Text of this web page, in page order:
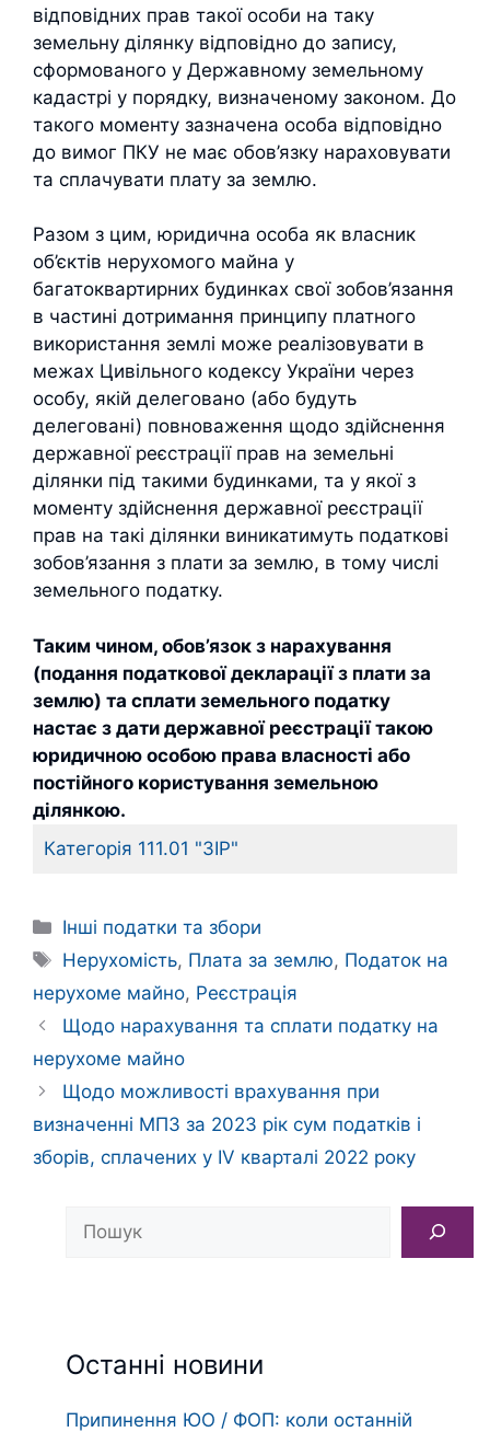
відповідних прав такої особи на таку
земельну ділянку відповідно до запису,
сформованого у Державному земельному
кадастрі у порядку, визначеному законом. До
такого моменту зазначена особа відповідно
до вимог ПКУ не має обов’язку нараховувати
та сплачувати плату за землю.
Разом з цим, юридична особа як власник
об’єктів нерухомого майна у
багатоквартирних будинках свої зобов’язання
в частині дотримання принципу платного
використання землі може реалізовувати в
межах Цивільного кодексу України через
особу, якій делеговано (або будуть
делеговані) повноваження щодо здійснення
державної реєстрації прав на земельні
ділянки під такими будинками, та у якої з
моменту здійснення державної реєстрації
прав на такі ділянки виникатимуть податкові
зобов’язання з плати за землю, в тому числі
земельного податку.
Таким чином, обов’язок з нарахування
(подання податкової декларації з плати за
землю) та сплати земельного податку
настає з дати державної реєстрації такою
юридичною особою права власності або
постійного користування земельною
ділянкою.
Категорія 111.01 "ЗІР"
Категорії
Інші податки та збори
Позначки
Нерухомість, Плата за землю, Податок на
нерухоме майно, Реєстрація
Щодо нарахування та сплати податку на
нерухоме майно
Щодо можливості врахування при
визначенні МПЗ за 2023 рік сум податків і
зборів, сплачених у IV кварталі 2022 року
Останні новини
Припинення ЮО / ФОП: коли останній